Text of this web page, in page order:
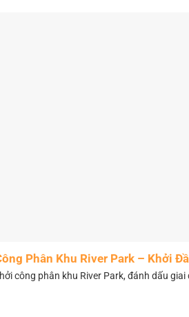
Phân Khu River Park – Khởi
Mới
công phân khu River Park, đánh dấu